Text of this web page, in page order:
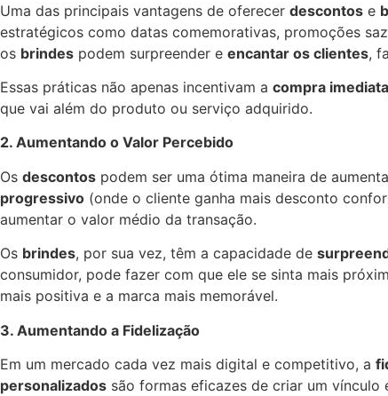
Uma das principais vantagens de oferecer descontos e
estratégicos como datas comemorativas, promoções
os brindes podem surpreender e encantar os clientes,
Essas práticas não apenas incentivam a compra imediata
que vai além do produto ou serviço adquirido.
2. Aumentando o Valor Percebido
Os descontos podem ser uma ótima maneira de
progressivo (onde o cliente ganha mais desconto
aumentar o valor médio da transação.
Os brindes, por sua vez, têm a capacidade de
consumidor, pode fazer com que ele se sinta mais
mais positiva e a marca mais memorável.
3. Aumentando a Fidelização
Em um mercado cada vez mais digital e competitivo, a
personalizados são formas eficazes de criar um